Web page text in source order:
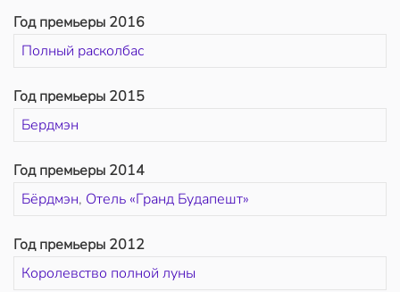
Год премьеры 2016
Полный расколбас
Год премьеры 2015
Бердмэн
Год премьеры 2014
Бёрдмэн, Отель «Гранд Будапешт»
Год премьеры 2012
Королевство полной луны